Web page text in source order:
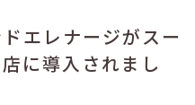
エレナージがスー
に導入されまし